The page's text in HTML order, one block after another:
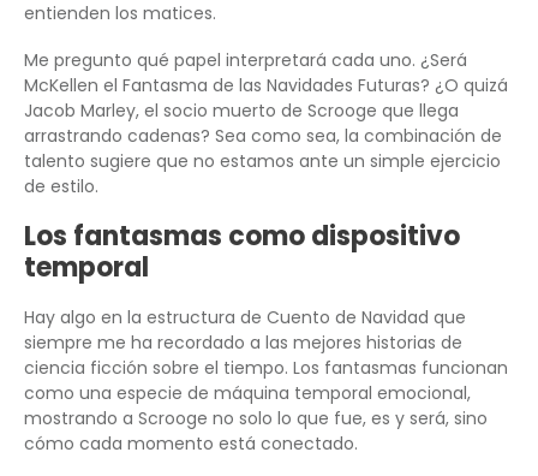
entienden los matices.
Me pregunto qué papel interpretará cada uno. ¿Será
McKellen el Fantasma de las Navidades Futuras? ¿O quizá
Jacob Marley, el socio muerto de Scrooge que llega
arrastrando cadenas? Sea como sea, la combinación de
talento sugiere que no estamos ante un simple ejercicio
de estilo.
Los fantasmas como dispositivo
temporal
Hay algo en la estructura de Cuento de Navidad que
siempre me ha recordado a las mejores historias de
ciencia ficción sobre el tiempo. Los fantasmas funcionan
como una especie de máquina temporal emocional,
mostrando a Scrooge no solo lo que fue, es y será, sino
cómo cada momento está conectado.